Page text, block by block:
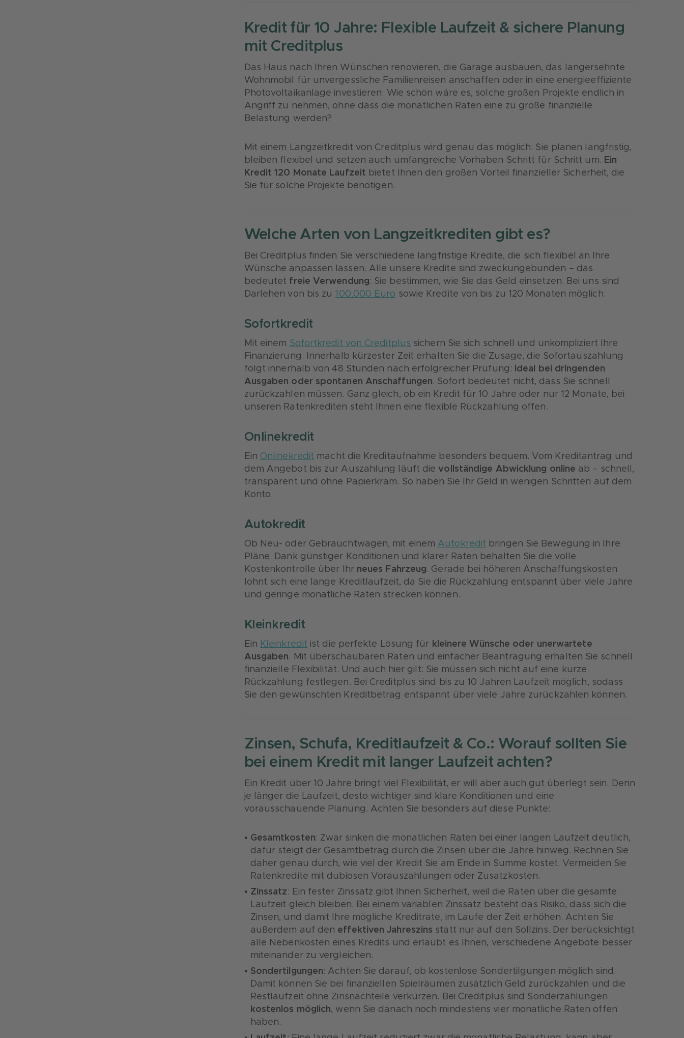
Kredit für 10 Jahre: Flexible Laufzeit & sichere Planung
mit Creditplus
Das Haus nach Ihren Wünschen renovieren, die Garage ausbauen, das langersehnte
Wohnmobil für unvergessliche Familienreisen anschaffen oder in eine energieeffiziente
Photovoltaikanlage investieren: Wie schön wäre es, solche großen Projekte endlich in
Angriff zu nehmen, ohne dass die monatlichen Raten eine zu große finanzielle
Belastung werden?
Mit einem Langzeitkredit von Creditplus wird genau das möglich: Sie planen langfristig,
bleiben flexibel und setzen auch umfangreiche Vorhaben Schritt für Schritt um. Ein
Kredit 120 Monate Laufzeit bietet Ihnen den großen Vorteil finanzieller Sicherheit, die
Sie für solche Projekte benötigen.
Welche Arten von Langzeitkrediten gibt es?
Bei Creditplus finden Sie verschiedene langfristige Kredite, die sich flexibel an Ihre
Wünsche anpassen lassen. Alle unsere Kredite sind zweckungebunden – das
bedeutet freie Verwendung: Sie bestimmen, wie Sie das Geld einsetzen. Bei uns sind
Darlehen von bis zu 100.000 Euro sowie Kredite von bis zu 120 Monaten möglich.
Sofortkredit
Mit einem Sofortkredit von Creditplus sichern Sie sich schnell und unkompliziert Ihre
Finanzierung. Innerhalb kürzester Zeit erhalten Sie die Zusage, die Sofortauszahlung
folgt innerhalb von 48 Stunden nach erfolgreicher Prüfung: ideal bei dringenden
Ausgaben oder spontanen Anschaffungen. Sofort bedeutet nicht, dass Sie schnell
zurückzahlen müssen. Ganz gleich, ob ein Kredit für 10 Jahre oder nur 12 Monate, bei
unseren Ratenkrediten steht Ihnen eine flexible Rückzahlung offen.
Onlinekredit
Ein Onlinekredit macht die Kreditaufnahme besonders bequem. Vom Kreditantrag und
dem Angebot bis zur Auszahlung läuft die vollständige Abwicklung online ab – schnell,
transparent und ohne Papierkram. So haben Sie Ihr Geld in wenigen Schritten auf dem
Konto.
Autokredit
Ob Neu- oder Gebrauchtwagen, mit einem Autokredit bringen Sie Bewegung in Ihre
Pläne. Dank günstiger Konditionen und klarer Raten behalten Sie die volle
Kostenkontrolle über Ihr neues Fahrzeug. Gerade bei höheren Anschaffungskosten
lohnt sich eine lange Kreditlaufzeit, da Sie die Rückzahlung entspannt über viele Jahre
und geringe monatliche Raten strecken können.
Kleinkredit
Ein Kleinkredit ist die perfekte Lösung für kleinere Wünsche oder unerwartete
Ausgaben. Mit überschaubaren Raten und einfacher Beantragung erhalten Sie schnell
finanzielle Flexibilität. Und auch hier gilt: Sie müssen sich nicht auf eine kurze
Rückzahlung festlegen. Bei Creditplus sind bis zu 10 Jahren Laufzeit möglich, sodass
Sie den gewünschten Kreditbetrag entspannt über viele Jahre zurückzahlen können.
Zinsen, Schufa, Kreditlaufzeit & Co.: Worauf sollten Sie
bei einem Kredit mit langer Laufzeit achten?
Ein Kredit über 10 Jahre bringt viel Flexibilität, er will aber auch gut überlegt sein. Denn
je länger die Laufzeit, desto wichtiger sind klare Konditionen und eine
vorausschauende Planung. Achten Sie besonders auf diese Punkte:
Gesamtkosten: Zwar sinken die monatlichen Raten bei einer langen Laufzeit deutlich,
dafür steigt der Gesamtbetrag durch die Zinsen über die Jahre hinweg. Rechnen Sie
daher genau durch, wie viel der Kredit Sie am Ende in Summe kostet. Vermeiden Sie
Ratenkredite mit dubiosen Vorauszahlungen oder Zusatzkosten.
Zinssatz : Ein fester Zinssatz gibt Ihnen Sicherheit, weil die Raten über die gesamte
Laufzeit gleich bleiben. Bei einem variablen Zinssatz besteht das Risiko, dass sich die
Zinsen, und damit Ihre mögliche Kreditrate, im Laufe der Zeit erhöhen. Achten Sie
außerdem auf den effektiven Jahreszins statt nur auf den Sollzins. Der berücksichtigt
alle Nebenkosten eines Kredits und erlaubt es Ihnen, verschiedene Angebote besser
miteinander zu vergleichen.
Sondertilgungen: Achten Sie darauf, ob kostenlose Sondertilgungen möglich sind.
Damit können Sie bei finanziellen Spielräumen zusätzlich Geld zurückzahlen und die
Restlaufzeit ohne Zinsnachteile verkürzen. Bei Creditplus sind Sonderzahlungen
kostenlos möglich, wenn Sie danach noch mindestens vier monatliche Raten offen
haben.